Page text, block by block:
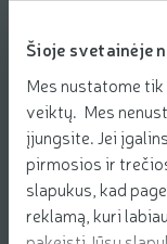
Šioje svetainėje
Mes nustatome
veiktų. Mes
įjungsite. Jei
pirmosios ir
slapukus, kad
reklamą, kuri